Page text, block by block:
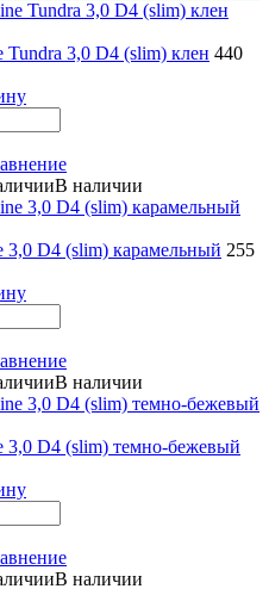
3,0 D4 (slim) клен 440
В наличии
D4 (slim) карамельный 255
В наличии
3,0 D4 (slim) темно-бежевый
В наличии